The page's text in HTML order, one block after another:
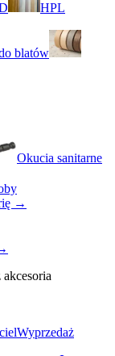
HPL
blatów
Okucia sanitarne
→
Wyprzedaż